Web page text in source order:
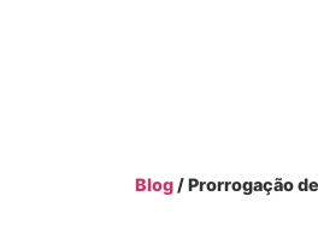
Blog / Prorrogação